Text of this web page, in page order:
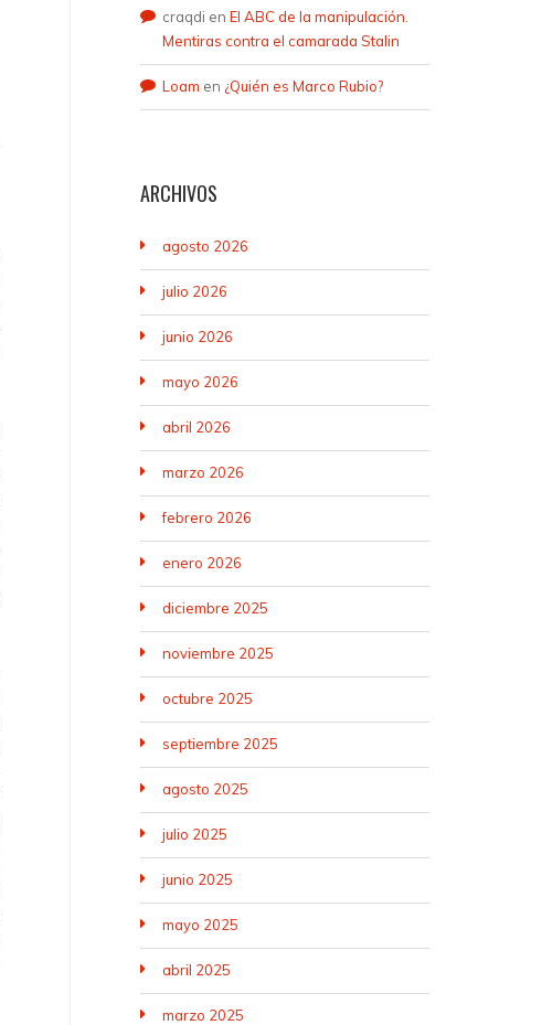
craqdi en El ABC de la manipulación.
Mentiras contra el camarada Stalin
Loam en ¿Quién es Marco Rubio?
ARCHIVOS
agosto 2026
julio 2026
junio 2026
mayo 2026
abril 2026
marzo 2026
febrero 2026
enero 2026
diciembre 2025
noviembre 2025
octubre 2025
septiembre 2025
agosto 2025
julio 2025
junio 2025
mayo 2025
abril 2025
marzo 2025